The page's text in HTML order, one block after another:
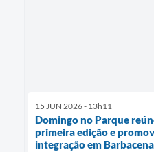
15 JUN 2026 - 13h11
Domingo no Parque
primeira edição e
integração em Barbacena